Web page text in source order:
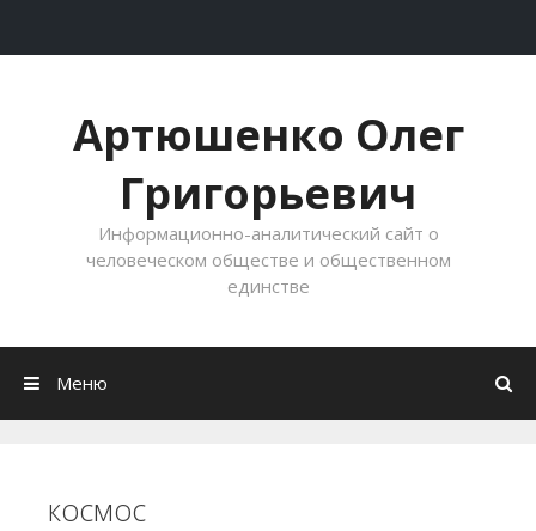
Артюшенко Олег
Григорьевич
Информационно-аналитический сайт о
человеческом обществе и общественном
единстве
Меню
космос